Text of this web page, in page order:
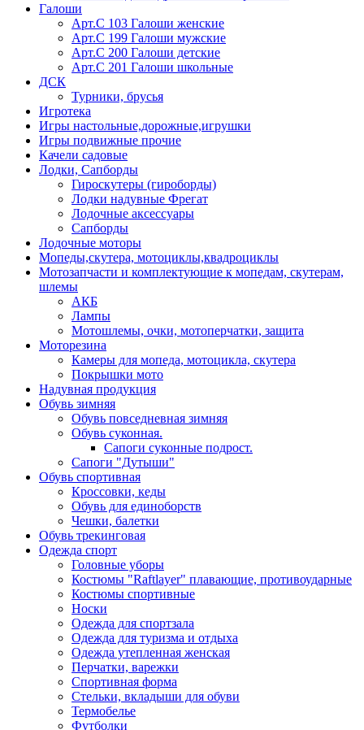
Галоши
Арт.С 103 Галоши женские
Арт.С 199 Галоши мужские
Арт.С 200 Галоши детские
Арт.С 201 Галоши школьные
ДСК
Турники, брусья
Игротека
Игры настольные,дорожные,игрушки
Игры подвижные прочие
Качели садовые
Лодки, Сапборды
Гироскутеры (гироборды)
Лодки надувные Фрегат
Лодочные аксессуары
Сапборды
Лодочные моторы
Мопеды,скутера, мотоциклы,квадроциклы
Мотозапчасти и комплектующие к мопедам, скутерам,
шлемы
АКБ
Лампы
Мотошлемы, очки, мотоперчатки, защита
Моторезина
Камеры для мопеда, мотоцикла, скутера
Покрышки мото
Надувная продукция
Обувь зимняя
Обувь повседневная зимняя
Обувь суконная.
Сапоги суконные подрост.
Сапоги "Дутыши"
Обувь спортивная
Кроссовки, кеды
Обувь для единоборств
Чешки, балетки
Обувь трекинговая
Одежда спорт
Головные уборы
Костюмы "Raftlayer" плавающие, противоударные
Костюмы спортивные
Носки
Одежда для спортзала
Одежда для туризма и отдыха
Одежда утепленная женская
Перчатки, варежки
Спортивная форма
Стельки, вкладыши для обуви
Термобелье
Футболки